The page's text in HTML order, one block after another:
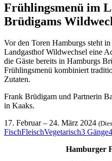
Frühlingsmenü im
Brüdigams
Vor den Toren Hamburgs steht
Landgasthof Wildwechsel eine
die Gäste bereits in Hamburgs
Frühlingsmenü kombiniert
Zutaten.
Frank Brüdigam und Partnerin
in Kaaks.
17. Februar– 24. März 2024
FischFleischVegetarisch3 Gänge
Hamburger